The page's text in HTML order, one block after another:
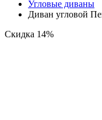
Угловые диваны
Диван угловой
Скидка 14%